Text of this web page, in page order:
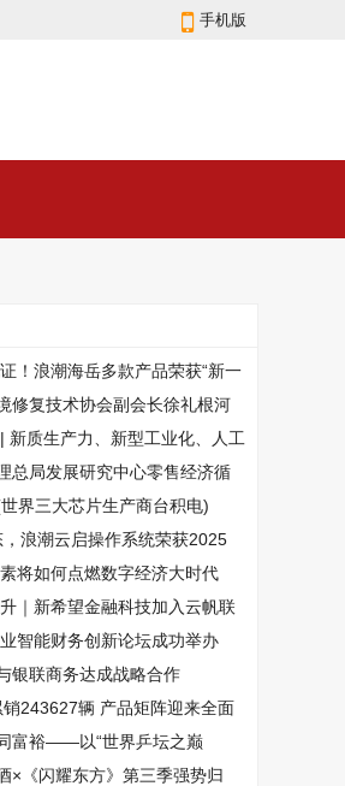
手机版
！浪潮海岳多款产品荣获“新一
”
修复技术协会副会长徐礼根河
新质生产力、新型工业化、人工
受关注
总局发展研究中心零售经济循
组在京正式成立
界三大芯片生产商台积电)
浪潮云启操作系统荣获2025
化产品”奖项
将如何点燃数字经济大时代
｜新希望金融科技加入云帆联
AI原生银行底座
智能财务创新论坛成功举办
银联商务达成战略合作
243627辆 产品矩阵迎来全面
富裕——以“世界乒坛之巅
文旅产业的新时代使命
×《闪耀东方》第三季强势归